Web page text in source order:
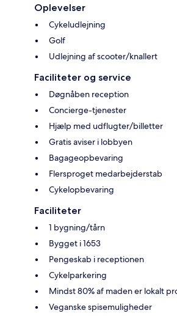
Oplevelser
Cykeludlejning
Golf
Udlejning af scooter/knallert
Faciliteter og service
Døgnåben reception
Concierge-tjenester
Hjælp med udflugter/billetter
Gratis aviser i lobbyen
Bagageopbevaring
Flersproget medarbejderstab
Cykelopbevaring
Faciliteter
1 bygning/tårn
Bygget i 1653
Pengeskab i receptionen
Cykelparkering
Mindst 80% af maden er lokalt
Veganske spisemuligheder